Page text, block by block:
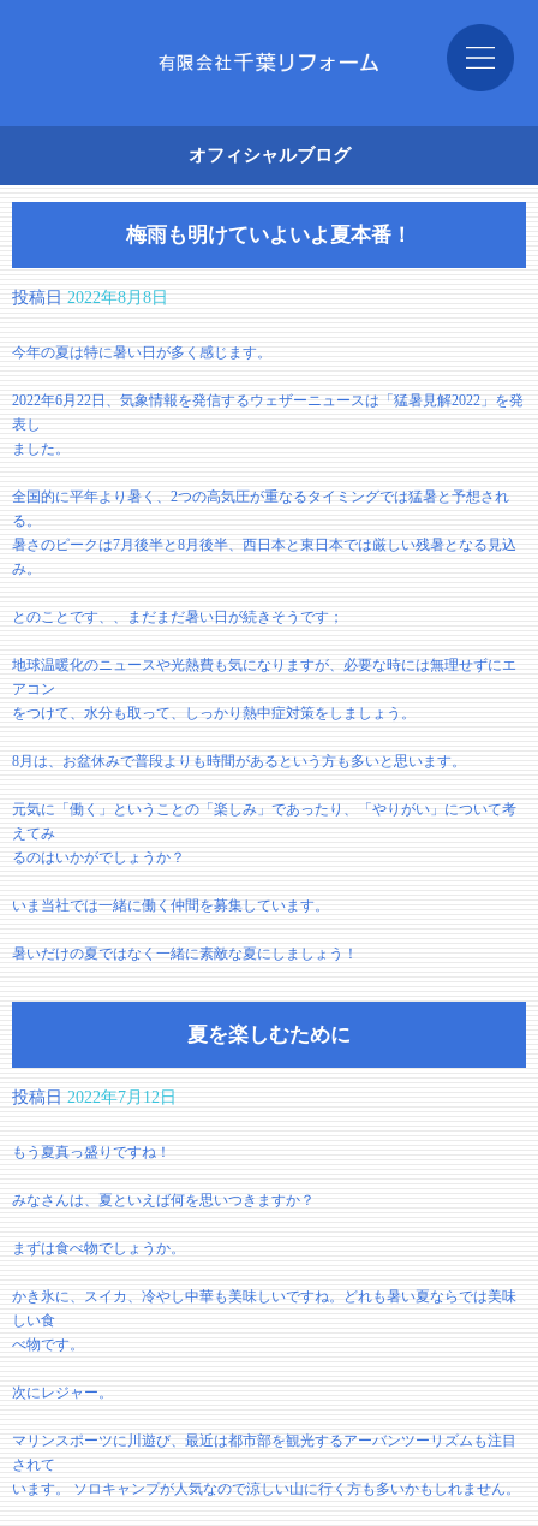
オフィシャルブログ
梅雨も明けていよいよ夏本番！
投稿日 2022年8月8日
今年の夏は特に暑い日が多く感じます。
2022年6月22日、気象情報を発信するウェザーニュースは「猛暑見解2022」を発
表し
ました。
全国的に平年より暑く、2つの高気圧が重なるタイミングでは猛暑と予想され
る。
暑さのピークは7月後半と8月後半、西日本と東日本では厳しい残暑となる見込
み。
とのことです、、まだまだ暑い日が続きそうです；
地球温暖化のニュースや光熱費も気になりますが、必要な時には無理せずにエ
アコン
をつけて、水分も取って、しっかり熱中症対策をしましょう。
8月は、お盆休みで普段よりも時間があるという方も多いと思います。
元気に「働く」ということの「楽しみ」であったり、「やりがい」について考
えてみ
るのはいかがでしょうか？
いま当社では一緒に働く仲間を募集しています。
暑いだけの夏ではなく一緒に素敵な夏にしましょう！
夏を楽しむために
投稿日 2022年7月12日
もう夏真っ盛りですね！
みなさんは、夏といえば何を思いつきますか？
まずは食べ物でしょうか。
かき氷に、スイカ、冷やし中華も美味しいですね。どれも暑い夏ならでは美味
しい食
べ物です。
次にレジャー。
マリンスポーツに川遊び、最近は都市部を観光するアーバンツーリズムも注目
されて
います。 ソロキャンプが人気なので涼しい山に行く方も多いかもしれません。